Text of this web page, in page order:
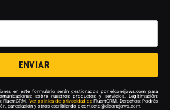
ENVIAR
en este formulario serán gestionados por elconejows.com para
sobre nuestros productos y servicios. Legitimación:
FluentCRM. Ver política de privacidad de FluentCRM. Derechos: Podrás
cancelación y otros escribiendo a contacto@elconejows.com.